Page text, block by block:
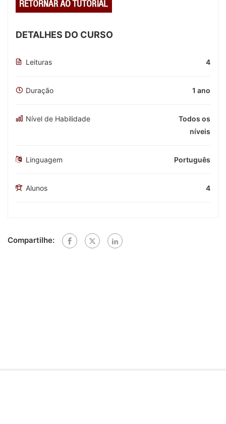
DETALHES DO CURSO
Leituras 4
Duração 1 ano
Nível de Habilidade
Todos os
níveis
Linguagem Português
Alunos 4
Compartilhe: